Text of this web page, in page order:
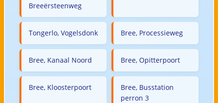
Breeërsteenweg
Tongerlo, Vogelsdonk Bree, Processieweg
Bree, Kanaal Noord Bree, Opitterpoort
Bree, Kloosterpoort
Bree, Busstation
perron 3